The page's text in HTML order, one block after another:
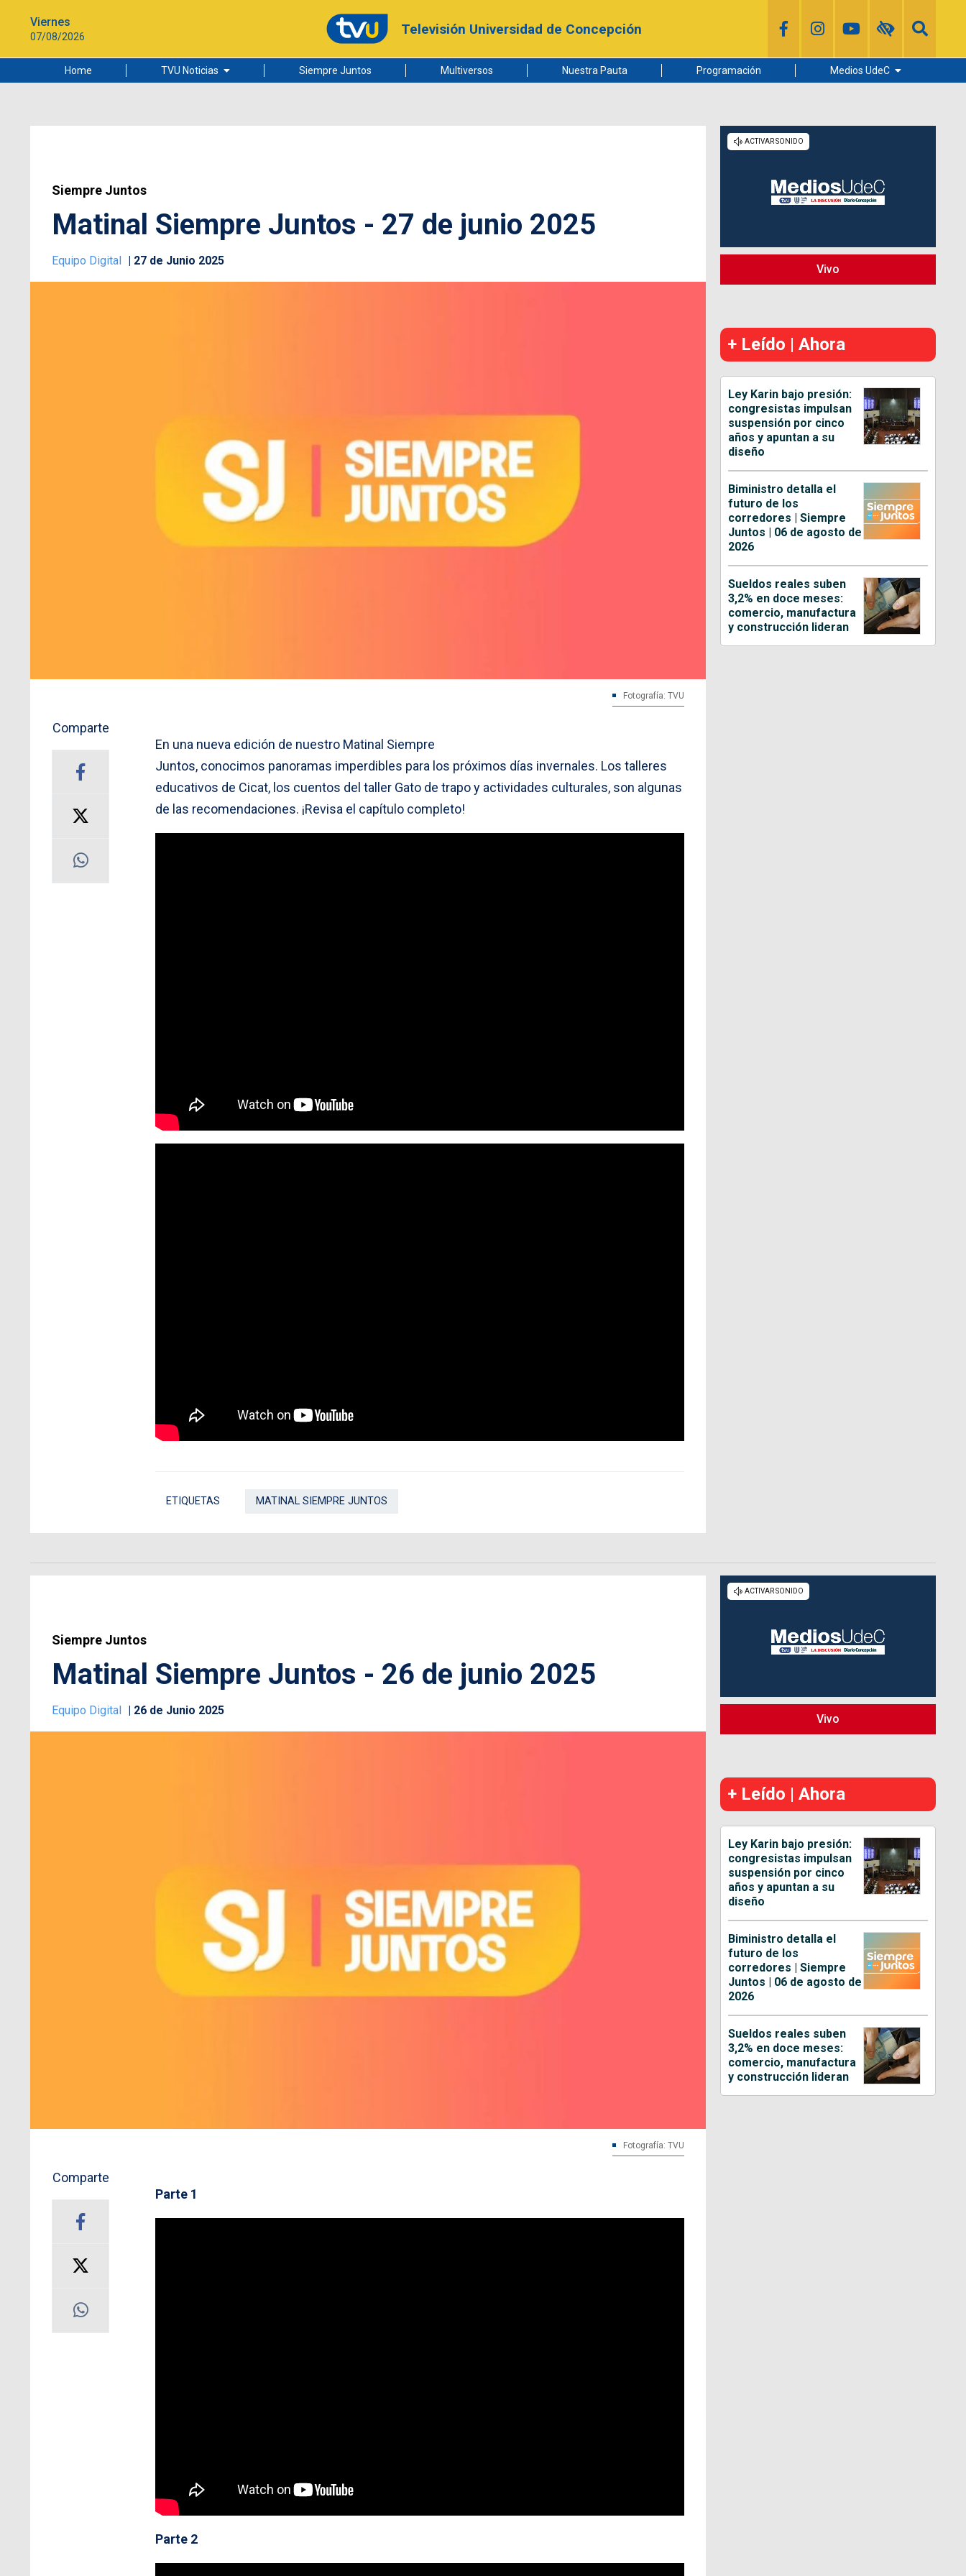
Viernes
07/08/2026 Televisión Universidad de Concepción
Home TVU Noticias
Ciudad
Siempre Juntos Multiversos Nuestra Pauta Programación Medios UdeC
Radio UdeC
Noticias UdeC
Siempre Juntos
Matinal Siempre Juntos - 27 de junio 2025
Equipo Digital 27 de Junio 2025
Fotografía: TVU
Comparte
En una nueva edición de nuestro Matinal Siempre
Juntos, conocimos panoramas imperdibles para los próximos días invernales. Los talleres
educativos de Cicat, los cuentos del taller Gato de trapo y actividades culturales, son algunas
de las recomendaciones. ¡Revisa el capítulo completo!
ETIQUETAS MATINAL SIEMPRE JUNTOS
Vivo
+ Leído | Ahora
Ley Karin bajo presión:
congresistas impulsan
suspensión por cinco
años y apuntan a su
diseño
Biministro detalla el
futuro de los
corredores | Siempre
Juntos | 06 de agosto de
2026
Sueldos reales suben
3,2% en doce meses:
comercio, manufactura
y construcción lideran
Siempre Juntos
Matinal Siempre Juntos - 26 de junio 2025
Equipo Digital 26 de Junio 2025
Fotografía: TVU
Comparte
Parte 1
Parte 2
Vivo
+ Leído | Ahora
Ley Karin bajo presión:
congresistas impulsan
suspensión por cinco
años y apuntan a su
diseño
Biministro detalla el
futuro de los
corredores | Siempre
Juntos | 06 de agosto de
2026
Sueldos reales suben
3,2% en doce meses:
comercio, manufactura
y construcción lideran